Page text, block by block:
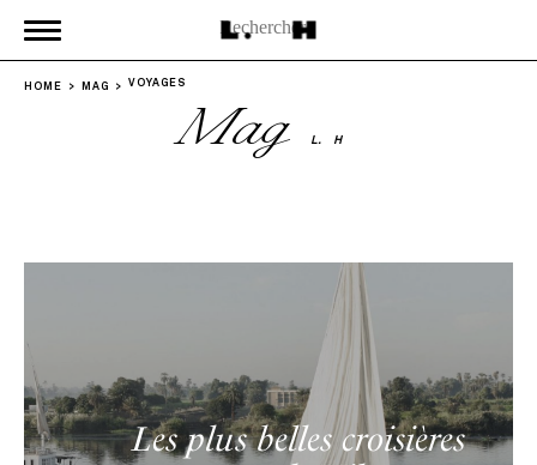
HOME MAG VOYAGES
Mag L. H
Les plus belles croisières